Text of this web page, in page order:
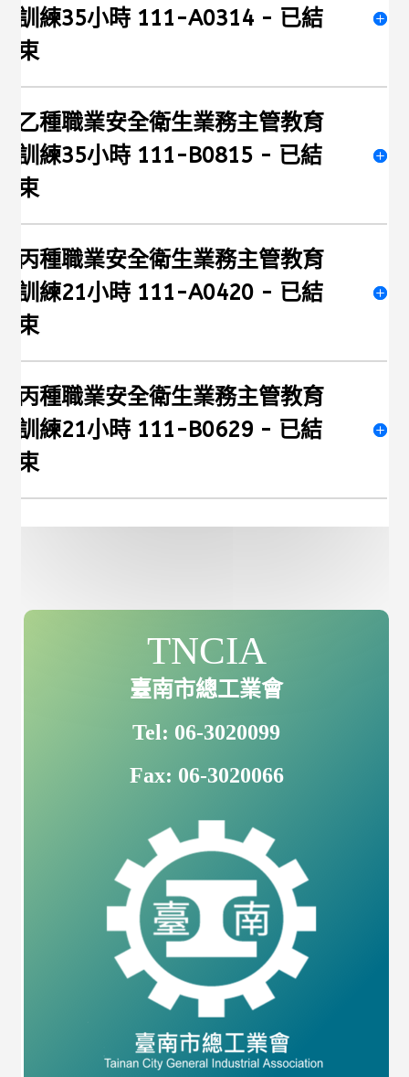
訓練35小時 111-A0314 - 已結
束
乙種職業安全衛生業務主管教育
訓練35小時 111-B0815 - 已結
束
丙種職業安全衛生業務主管教育
訓練21小時 111-A0420 - 已結
束
丙種職業安全衛生業務主管教育
訓練21小時 111-B0629 - 已結
束
TNCIA
臺南市總工業會
Tel: 06-3020099
Fax: 06-3020066